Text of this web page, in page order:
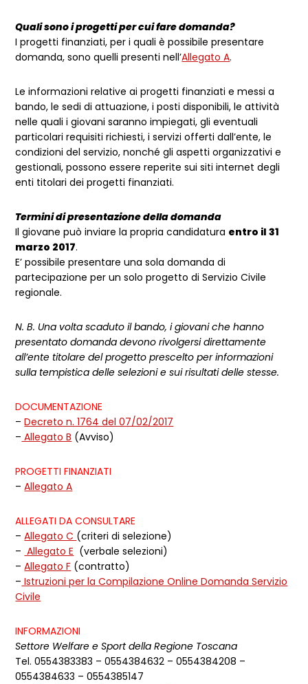
Quali sono i progetti per cui fare domanda?
I progetti finanziati, per i quali è possibile presentare
domanda, sono quelli presenti nell’Allegato A.
Le informazioni relative ai progetti finanziati e messi a
bando, le sedi di attuazione, i posti disponibili, le attività
nelle quali i giovani saranno impiegati, gli eventuali
particolari requisiti richiesti, i servizi offerti dall’ente, le
condizioni del servizio, nonché gli aspetti organizzativi e
gestionali, possono essere reperite sui siti internet degli
enti titolari dei progetti finanziati.
Termini di presentazione della domanda
Il giovane può inviare la propria candidatura entro il 31
marzo 2017.
E’ possibile presentare una sola domanda di
partecipazione per un solo progetto di Servizio Civile
regionale.
N. B. Una volta scaduto il bando, i giovani che hanno
presentato domanda devono rivolgersi direttamente
all’ente titolare del progetto prescelto per informazioni
sulla tempistica delle selezioni e sui risultati delle stesse.
DOCUMENTAZIONE
–Decreto n. 1764 del 07/02/2017
– Allegato B (Avviso)
PROGETTI FINANZIATI
–Allegato A
ALLEGATI DA CONSULTARE
–Allegato C (criteri di selezione)
– Allegato E (verbale selezioni)
–Allegato F (contratto)
– Istruzioni per la Compilazione Online Domanda Servizio
Civile
INFORMAZIONI
Settore Welfare e Sport della Regione Toscana
Tel. 0554383383 – 0554384632 – 0554384208 –
0554384633 – 0554385147